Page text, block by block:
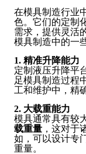
在模具制造行业
色。它们的定制
需求，提供灵活
模具制造中的一
1. 精准升降能力
定制液压升降平
足模具制造过程
工和维护中，精
2. 大载重能力
模具通常具有较
载重量，这对于
如，可以设计专
重量。